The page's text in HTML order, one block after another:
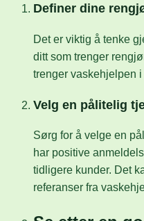
Definer dine
Det er viktig å tenke
ditt som trenger
trenger vaskehjelpen
Velg en pålitelig
Sørg for å velge en
har positive
tidligere kunder. Det
referanser fra